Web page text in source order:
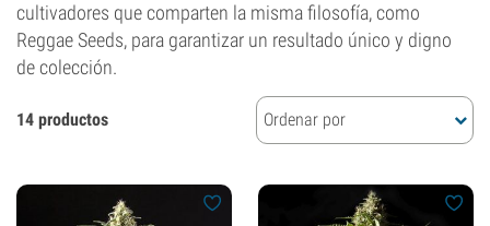
cultivadores que comparten la misma filosofía, como
Reggae Seeds, para garantizar un resultado único y digno
de colección.
14 productos Ordenar por